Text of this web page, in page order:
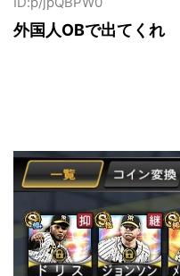
外国人OBで出てくれ